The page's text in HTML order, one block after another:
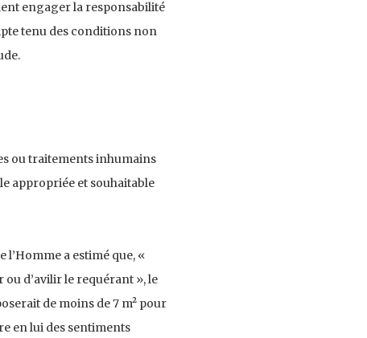
engager la responsabilité
tenu des conditions non
ou traitements inhumains
appropriée et souhaitable
l’Homme a estimé que, «
d’avilir le requérant », le
de moins de 7 m² pour
en lui des sentiments